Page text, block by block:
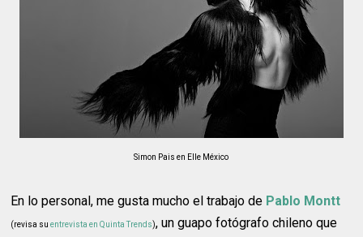
Simon Pais en Elle México
En lo personal, me gusta mucho el trabajo de Pablo Montt
(revisa suentrevista en Quinta Trends), un guapo fotógrafo chileno que